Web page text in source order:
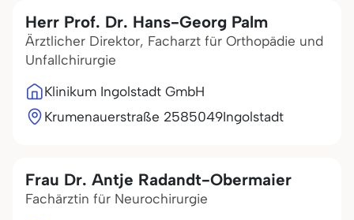
Herr Prof. Dr. Hans-Georg Palm
Ärztlicher Direktor, Facharzt für Orthopädie und
Unfallchirurgie
Klinikum Ingolstadt GmbH
Krumenauerstraße 2585049Ingolstadt
Frau Dr. Antje Radandt-Obermaier
Fachärztin für Neurochirurgie